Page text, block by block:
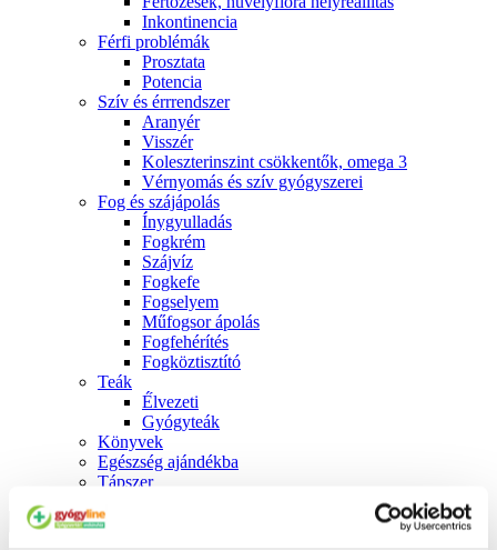
Inkontinencia
Férfi problémák
Prosztata
Potencia
Szív és érrrendszer
Aranyér
Visszér
Koleszterinszint csökkentők, omega 3
Vérnyomás és szív gyógyszerei
Fog és szájápolás
Í́nygyulladás
Fogkrém
Szájvíz
Fogkefe
Fogselyem
Műfogsor ápolás
Fogfehérítés
Fogköztisztító
Teák
É́lvezeti
Gyógyteák
Könyvek
Egészség ajándékba
Tápszer